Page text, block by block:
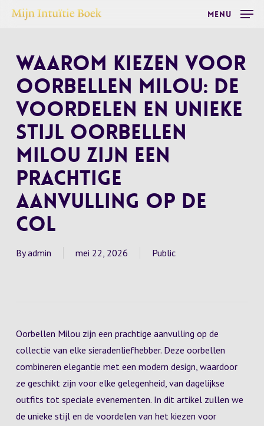
Skip
content
Menu
Waarom kiezen voor
oorbellen Milou: de
voordelen en unieke
stijl Oorbellen
Milou zijn een
prachtige
aanvulling op de
col
By admin mei 22, 2026 Public
Oorbellen Milou zijn een prachtige aanvulling op de
collectie van elke sieradenliefhebber. Deze oorbellen
combineren elegantie met een modern design, waardoor
ze geschikt zijn voor elke gelegenheid, van dagelijkse
outfits tot speciale evenementen. In dit artikel zullen we
de unieke stijl en de voordelen van het kiezen voor